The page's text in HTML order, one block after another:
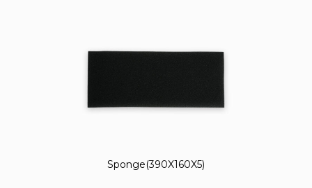
Sponge(390X160X5)